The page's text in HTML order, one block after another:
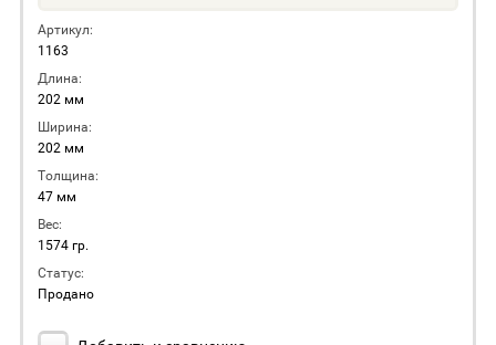
Артикул:
1163
Длина:
202 мм
Ширина:
202 мм
Толщина:
47 мм
Вес:
1574 гр.
Статус:
Продано